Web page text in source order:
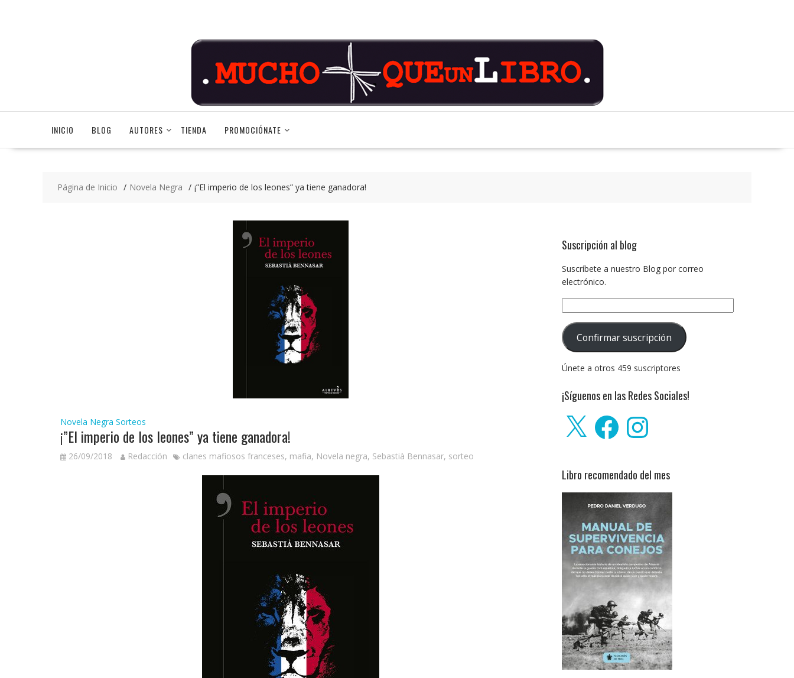
INICIO BLOG AUTORES TIENDA PROMOCIÓNATE
Página de Inicio Novela Negra ¡”El imperio de los leones” ya tiene ganadora!
Novela Negra Sorteos
¡”El imperio de los leones” ya tiene ganadora!
26/09/2018 Redacción clanes mafiosos franceses, mafia, Novela negra, Sebastià Bennasar, sorteo
Suscripción al blog
Suscríbete a nuestro Blog por correo
electrónico.
de
correo
electrónico:
Confirmar suscripción
Únete a otros 459 suscriptores
¡Síguenos en las Redes Sociales!
FacebookInstagram
Libro recomendado del mes